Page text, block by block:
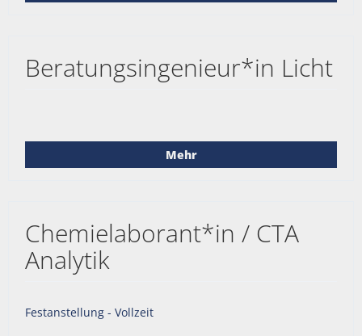
Beratungsingenieur*in Licht
Mehr
Chemielaborant*in / CTA
Analytik
Festanstellung - Vollzeit